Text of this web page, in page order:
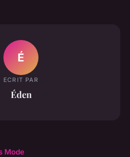
É
ECRIT PAR
Éden
Mode